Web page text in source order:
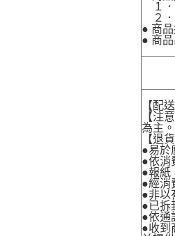
１．
２．
● 商
● 商
【配
【注
為主。
【退
●易於
●依消
●報紙
●經消
●非以
●已拆
●依通
●收到